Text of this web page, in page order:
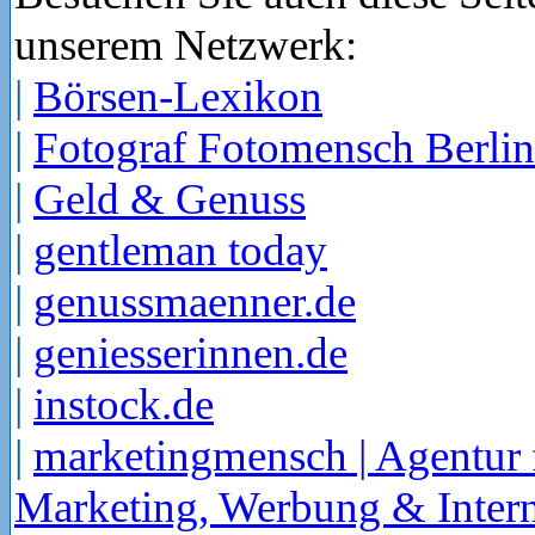
unserem Netzwerk:
| Börsen-Lexikon
| Fotograf Fotomensch Berlin
| Geld & Genuss
| gentleman today
| genussmaenner.de
| geniesserinnen.de
| instock.de
| marketingmensch | Agentur
Marketing, Werbung &